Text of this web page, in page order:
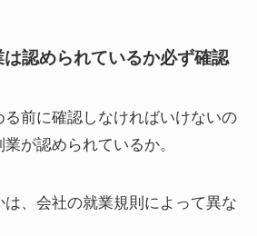
認められているか必ず確認
前に確認しなければいけないの
業が認められているか。
は、会社の就業規則によって異な